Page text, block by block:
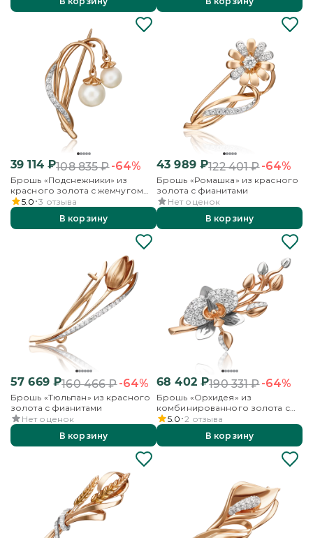
39 114₽108 835₽-64%
Брошь «Подснежники» из
красного золота с жемчугом
культивированным и
фианитами
5.0 3 отзыва
В корзину
43 989₽122 401₽-64%
Брошь «Ромашка» из красного
золота с фианитами
Нет оценок
В корзину
57 669₽160 466₽-64%
Брошь «Тюльпан» из красного
золота с фианитами
Нет оценок
В корзину
68 402₽190 331₽-64%
Брошь «Орхидея» из
комбинированного золота с
фианитами
5.0 2 отзыва
В корзину